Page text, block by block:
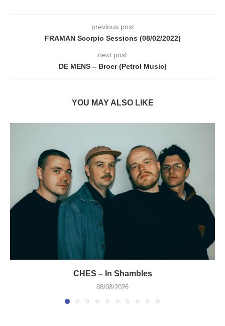
previous post
FRAMAN Scorpio Sessions (08/02/2022)
next post
DE MENS – Broer (Petrol Music)
YOU MAY ALSO LIKE
CHES – In Shambles
08/08/2026